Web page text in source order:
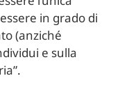
in grado di
(anziché
e sulla